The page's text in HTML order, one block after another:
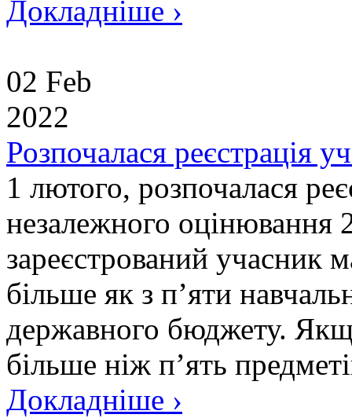
Докладніше ›
02 Feb
2022
Розпочалася реєстрація
1 лютого, розпочалася
незалежного оцінювання
зареєстрований учасник
більше як з п’яти
державного бюджету.
більше ніж п’ять
Докладніше ›